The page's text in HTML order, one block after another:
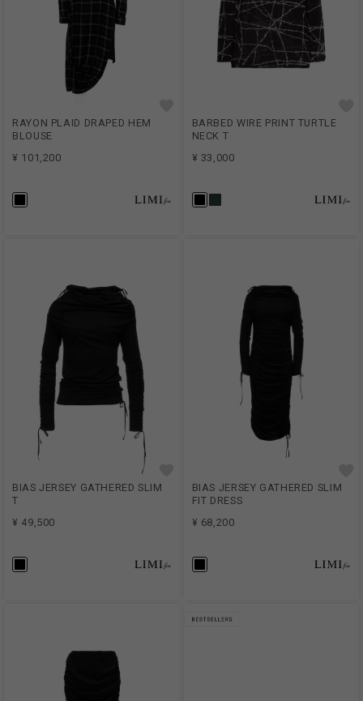
RAYON PLAID DRAPED HEM
BLOUSE
¥ 101,200
BARBED WIRE PRINT TURTLE
NECK T
¥ 33,000
BIAS JERSEY GATHERED SLIM
T
¥ 49,500
BIAS JERSEY GATHERED SLIM
FIT DRESS
¥ 68,200